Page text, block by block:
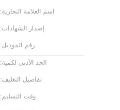
اسم العلامة التجارية:
إصدار الشهادات:
رقم الموديل:
الحد الأدنى لكمية:
تفاصيل التغليف:
وقت التسليم: